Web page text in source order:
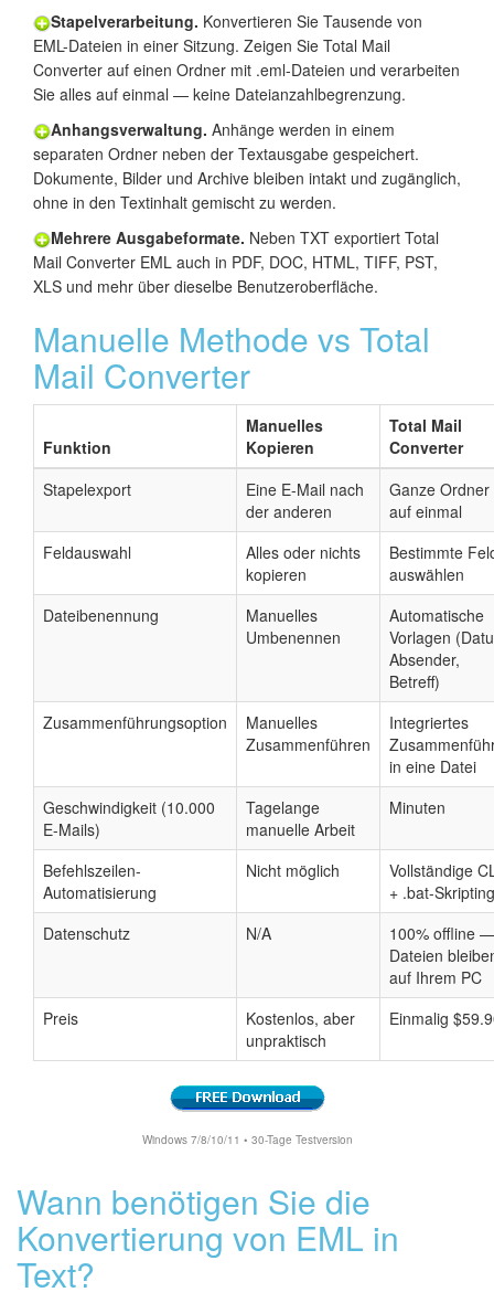
Stapelverarbeitung. Konvertieren Sie Tausende von
EML-Dateien in einer Sitzung. Zeigen Sie Total Mail
Converter auf einen Ordner mit .eml-Dateien und verarbeiten
Sie alles auf einmal — keine Dateianzahlbegrenzung.
Anhangsverwaltung. Anhänge werden in einem
separaten Ordner neben der Textausgabe gespeichert.
Dokumente, Bilder und Archive bleiben intakt und zugänglich,
ohne in den Textinhalt gemischt zu werden.
Mehrere Ausgabeformate. Neben TXT exportiert Total
Mail Converter EML auch in PDF, DOC, HTML, TIFF, PST,
XLS und mehr über dieselbe Benutzeroberfläche.
Manuelle Methode vs Total
Mail Converter
Funktion
Manuelles
Kopieren
Total Mail
Converter
Stapelexport
Eine E-Mail nach
der anderen
Ganze Ordner
auf einmal
Feldauswahl
Alles oder nichts
kopieren
Bestimmte
auswählen
Dateibenennung
Manuelles
Umbenennen
Automatische
Vorlagen
Absender,
Betreff)
Zusammenführungsoption
Manuelles
Zusammenführen
Integriertes
in eine Datei
Geschwindigkeit (10.000
E-Mails)
Tagelange
manuelle Arbeit
Minuten
Befehlszeilen-
Automatisierung
Nicht möglich
Vollständige
+ .bat-Skripting
Datenschutz
N/A
100% offline —
Dateien
auf Ihrem PC
Preis
Kostenlos, aber
unpraktisch
Einmalig
Windows 7/8/10/11 • 30-Tage Testversion
Wann benötigen Sie die
Konvertierung von EML in
Text?